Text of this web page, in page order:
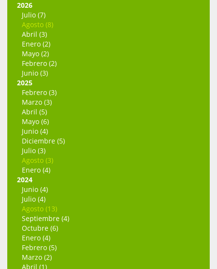
2026
Julio (7)
Agosto (8)
Abril (3)
Enero (2)
Mayo (2)
Febrero (2)
Junio (3)
2025
Febrero (3)
Marzo (3)
Abril (5)
Mayo (6)
Junio (4)
Diciembre (5)
Julio (3)
Agosto (3)
Enero (4)
2024
Junio (4)
Julio (4)
Agosto (13)
Septiembre (4)
Octubre (6)
Enero (4)
Febrero (5)
Marzo (2)
Abril (1)